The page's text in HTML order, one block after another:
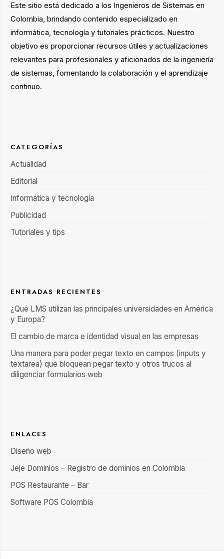
Este sitio está dedicado a los Ingenieros de Sistemas en
Colombia, brindando contenido especializado en
informática, tecnología y tutoriales prácticos. Nuestro
objetivo es proporcionar recursos útiles y actualizaciones
relevantes para profesionales y aficionados de la ingeniería
de sistemas, fomentando la colaboración y el aprendizaje
continuo.
CATEGORÍAS
Actualidad
Editorial
Informática y tecnología
Publicidad
Tutoriales y tips
ENTRADAS RECIENTES
¿Qué LMS utilizan las principales universidades en América
y Europa?
El cambio de marca e identidad visual en las empresas
Una manera para poder pegar texto en campos (inputs y
textarea) que bloquean pegar texto y otros trucos al
diligenciar formularios web
ENLACES
Diseño web
Jeje Dominios – Registro de dominios en Colombia
POS Restaurante – Bar
Software POS Colombia